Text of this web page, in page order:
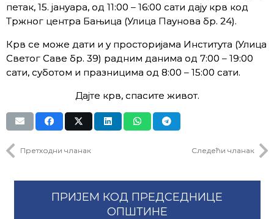
петак, 15. јануара, од 11:00 – 16:00 сати дају крв код
Тржног центра Бањица (Улица Паунова бр. 24).
Крв се може дати и у просторијама Института (Улица
Светог Саве бр. 39) радним данима од 7:00 – 19:00
сати, суботом и празницима од 8:00 – 15:00 сати.
Дајте крв, спасите живот.
Претходни чланак Следећи чланак
ПРИЈЕМ КОД ПРЕДСЕДНИЦЕ
ОПШТИНЕ